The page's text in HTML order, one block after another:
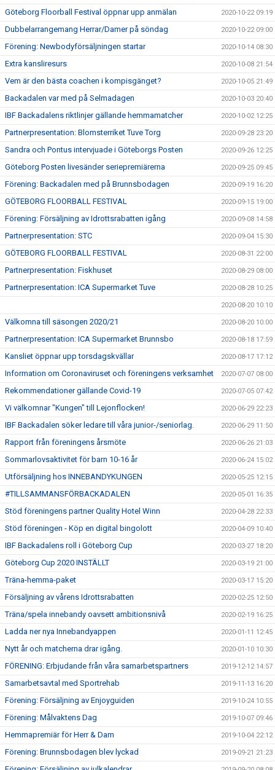
Göteborg Floorball Festival öppnar upp anmälan 2020-10-22 09:19
Dubbelarrangemang Herrar/Damer på söndag 2020-10-22 09:00
Förening: Newbodyförsäljningen startar 2020-10-14 08:30
Extra kansliresurs 2020-10-08 21:54
Vem är den bästa coachen i kompisgänget? 2020-10-05 21:49
Backadalen var med på Selmadagen 2020-10-03 20:40
IBF Backadalens riktlinjer gällande hemmamatcher 2020-10-02 12:25
Partnerpresentation: Blomsterriket Tuve Torg 2020-09-28 23:20
Sandra och Pontus intervjuade i Göteborgs Posten 2020-09-26 12:25
Göteborg Posten livesänder seriepremiärerna 2020-09-25 09:45
Förening: Backadalen med på Brunnsbodagen 2020-09-19 16:20
GÖTEBORG FLOORBALL FESTIVAL 2020-09-15 19:00
Förening: Försäljning av Idrottsrabatten igång 2020-09-08 14:58
Partnerpresentation: STC 2020-09-04 15:30
GÖTEBORG FLOORBALL FESTIVAL 2020-08-31 22:00
Partnerpresentation: Fiskhuset 2020-08-29 08:00
Partnerpresentation: ICA Supermarket Tuve 2020-08-28 10:25
2020-08-20 10:10
Välkomna till säsongen 2020/21 2020-08-20 10:00
Partnerpresentation: ICA Supermarket Brunnsbo 2020-08-18 17:59
Kansliet öppnar upp torsdagskvällar 2020-08-17 17:12
Information om Coronaviruset och föreningens verksamhet 2020-07-07 08:00
Rekommendationer gällande Covid-19 2020-07-05 07:42
Vi välkomnar "Kungen" till Lejonflocken! 2020-06-29 22:23
IBF Backadalen söker ledare till våra junior-/seniorlag. 2020-06-29 11:50
Rapport från föreningens årsmöte 2020-06-26 21:03
Sommarlovsaktivitet för barn 10-16 år 2020-06-24 15:02
Utförsäljning hos INNEBANDYKUNGEN 2020-05-25 12:15
#TILLSAMMANSFÖRBACKADALEN 2020-05-01 16:35
Stöd föreningens partner Quality Hotel Winn 2020-04-28 22:33
Stöd föreningen - Köp en digital bingolott 2020-04-09 10:40
IBF Backadalens roll i Göteborg Cup 2020-03-27 18:20
Göteborg Cup 2020 INSTÄLLT 2020-03-19 21:00
Träna-hemma-paket 2020-03-17 15:20
Försäljning av vårens Idrottsrabatten 2020-02-25 12:50
Träna/spela innebandy oavsett ambitionsnivå 2020-02-19 16:25
Ladda ner nya Innebandyappen 2020-01-11 12:45
Nytt år och matcherna drar igång. 2020-01-10 10:30
FÖRENING: Erbjudande från våra samarbetspartners 2019-12-12 14:57
Samarbetsavtal med Sportrehab 2019-11-13 16:20
Förening: Försäljning av Enjoyguiden 2019-10-24 10:55
Förening: Målvaktens Dag 2019-10-07 09:46
Hemmapremiär för Herr & Dam 2019-10-04 22:12
Förening: Brunnsbodagen blev lyckad 2019-09-21 21:23